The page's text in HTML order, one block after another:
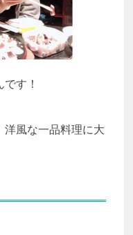
す！
洋風な一品料理に大